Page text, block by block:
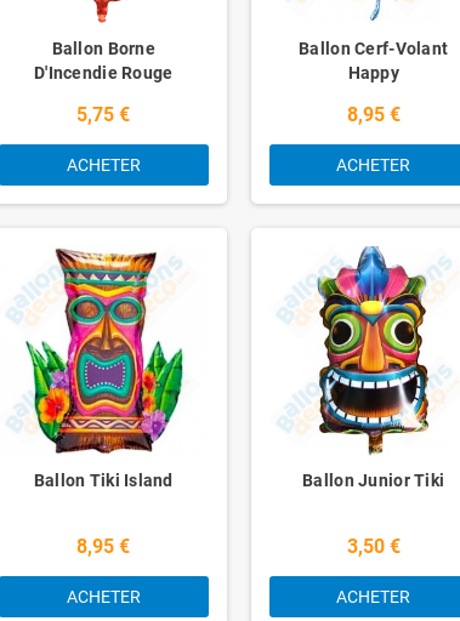
Ballon Borne
D'Incendie Rouge
5,75 €
ACHETER
Ballon Cerf-Volant
Happy
8,95 €
ACHETER
Ballon Tiki Island
8,95 €
ACHETER
Ballon Junior Tiki
3,50 €
ACHETER